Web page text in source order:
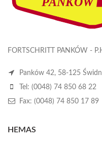
FORTSCHRITT PANKÓW -
Panków 42, 58-125
Tel: (0048) 74 850 68 22
Fax: (0048) 74 850 17 89
HEMAS